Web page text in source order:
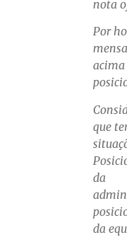
nota
Por
acima
que
da
da